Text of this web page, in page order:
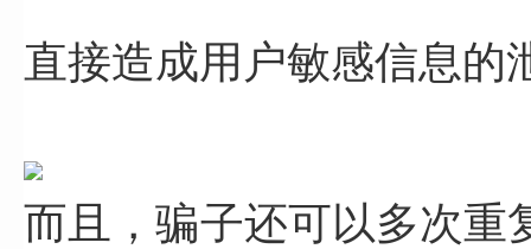
直接造成用户敏感信息的
而且，骗子还可以多次重